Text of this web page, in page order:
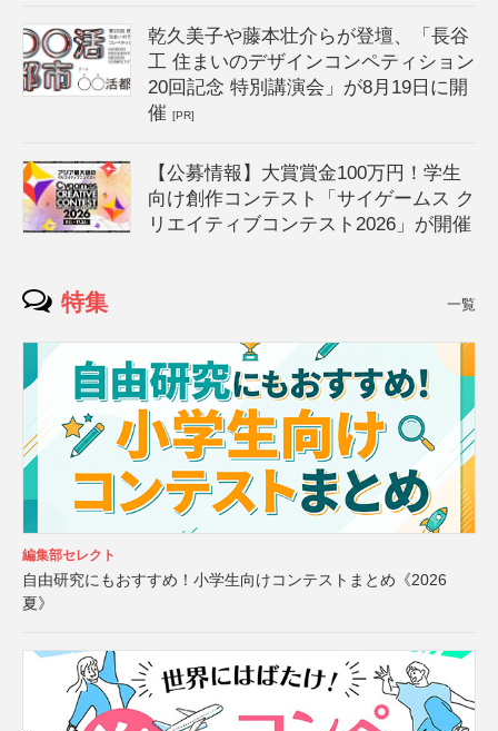
乾久美子や藤本壮介らが登壇、「長谷
工 住まいのデザインコンペティション
20回記念 特別講演会」が8月19日に開
催[PR]
【公募情報】大賞賞金100万円！学生
向け創作コンテスト「サイゲームス ク
リエイティブコンテスト2026」が開催
特集 一覧
編集部セレクト
自由研究にもおすすめ！小学生向けコンテストまとめ《2026
夏》